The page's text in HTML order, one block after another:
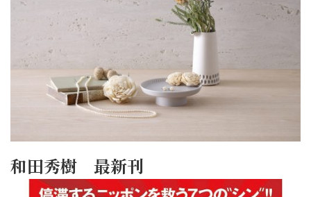
和田秀樹 最新刊